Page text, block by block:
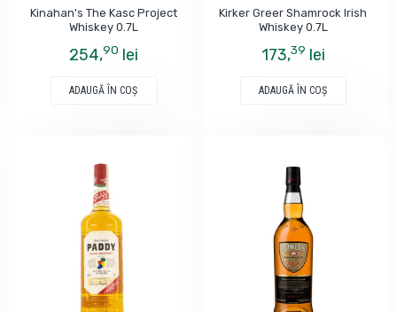
Kinahan's The Kasc Project
Whiskey 0.7L
254,90 lei
ADAUGĂ ÎN COŞ
Kirker Greer Shamrock Irish
Whiskey 0.7L
173,39 lei
ADAUGĂ ÎN COŞ